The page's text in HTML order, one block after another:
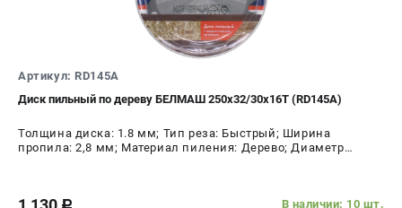
Артикул: RD145A
Диск пильный по дереву БЕЛМАШ 250x32/30x16T (RD145A)
Толщина диска: 1.8 мм; Тип реза: Быстрый; Ширина
пропила: 2,8 мм; Материал пиления: Дерево; Диаметр
В наличии: 10 шт.